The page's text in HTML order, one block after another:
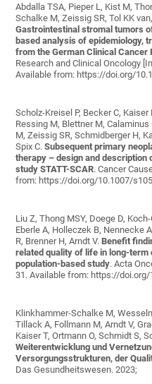
Abdalla TSA, Pieper L, Kist M,
Schalke M, Zeissig SR, Tol KK
Gastrointestinal stromal tumors
based analysis of epidemiology,
from the German Clinical Cancer
Research and Clinical Oncology
Available from: https://doi.org/
Scholz-Kreisel P, Becker C,
Ressing M, Blettner M,
M, Zeissig SR, Schmidberger H,
Spix C.Subsequent primary
therapy – design and description
study STATT-SCAR. Cancer
from: https://doi.org/10.1007/
Liu Z, Thong MSY, Doege D,
Eberle A, Holleczek B, Nennecke
R, Brenner H, Arndt V.Benefit
related quality of life in long-
population-based study. Acta
31. Available from: https://
Klinkhammer-Schalke M,
Tillack A, Follmann M, Arndt V,
Kaiser T, Ortmann O, Schmidt S,
Weiterentwicklung und
Versorgungsstrukturen, der
Das Gesundheitswesen. 2023;